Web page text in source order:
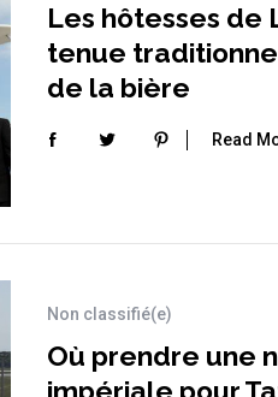
Les hôtesses de
tenue
de la bière
Read
Non classifié(e)
Où prendre une